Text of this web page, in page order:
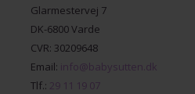
Glarmestervej 7
DK-6800 Varde
CVR: 30209648
Email: info@babysutten.dk
Tlf.: 29 11 19 07